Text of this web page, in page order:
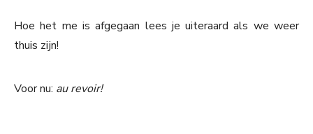
Hoe het me is afgegaan lees je uiteraard als we weer
thuis zijn!
Voor nu: au revoir!